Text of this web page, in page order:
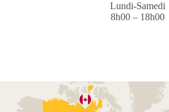
Lundi-Samedi
8h00 – 18h00